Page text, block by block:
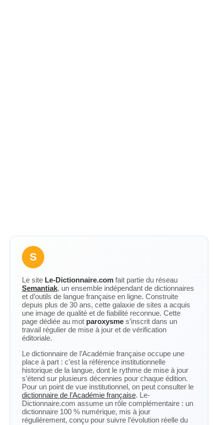
S
Le site Le-Dictionnaire.com fait partie du réseau
Semantiak, un ensemble indépendant de dictionnaires
et d’outils de langue française en ligne. Construite
depuis plus de 30 ans, cette galaxie de sites a acquis
une image de qualité et de fiabilité reconnue. Cette
page dédiée au mot paroxysme s’inscrit dans un
travail régulier de mise à jour et de vérification
éditoriale.
Le dictionnaire de l’Académie française occupe une
place à part : c’est la référence institutionnelle
historique de la langue, dont le rythme de mise à jour
s’étend sur plusieurs décennies pour chaque édition.
Pour un point de vue institutionnel, on peut consulter le
dictionnaire de l’Académie française. Le-
Dictionnaire.com assume un rôle complémentaire : un
dictionnaire 100 % numérique, mis à jour
régulièrement, conçu pour suivre l’évolution réelle du